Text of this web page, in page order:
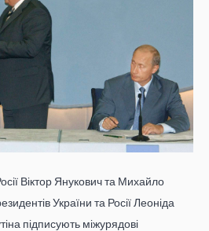
Віктор Янукович та Михайло
України та Росії Леоніда
підписують міжурядові